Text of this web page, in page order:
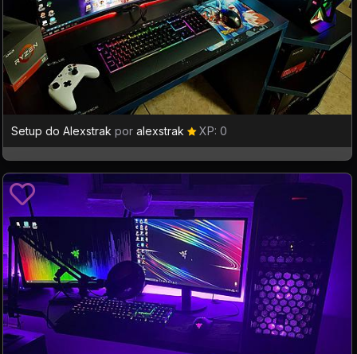
Setup do Alexstrak por alexstrak XP: 0